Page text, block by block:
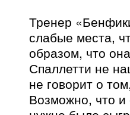
Тренер
слабые места,
образом, что
Спаллетти не
не говорит о
Возможно, что